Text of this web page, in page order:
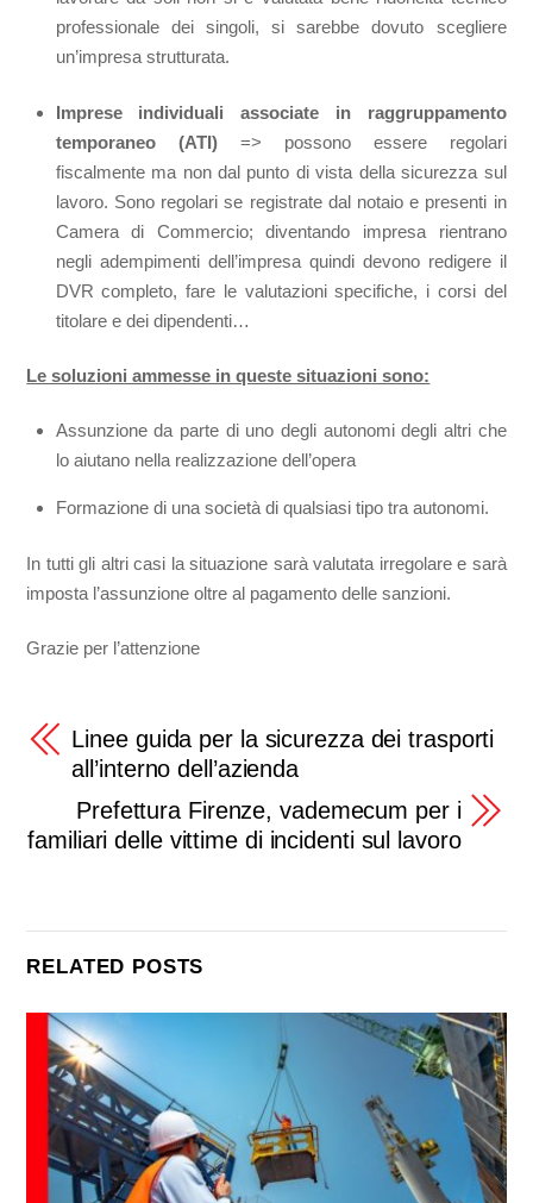
professionale dei singoli, si sarebbe dovuto scegliere
un’impresa strutturata.
Imprese individuali associate in raggruppamento
temporaneo (ATI) => possono essere regolari
fiscalmente ma non dal punto di vista della sicurezza sul
lavoro. Sono regolari se registrate dal notaio e presenti in
Camera di Commercio; diventando impresa rientrano
negli adempimenti dell’impresa quindi devono redigere il
DVR completo, fare le valutazioni specifiche, i corsi del
titolare e dei dipendenti…
Le soluzioni ammesse in queste situazioni sono:
Assunzione da parte di uno degli autonomi degli altri che
lo aiutano nella realizzazione dell’opera
Formazione di una società di qualsiasi tipo tra autonomi.
In tutti gli altri casi la situazione sarà valutata irregolare e sarà
imposta l’assunzione oltre al pagamento delle sanzioni.
Grazie per l’attenzione
Linee guida per la sicurezza dei trasporti
all’interno dell’azienda
Prefettura Firenze, vademecum per i
familiari delle vittime di incidenti sul lavoro
RELATED POSTS